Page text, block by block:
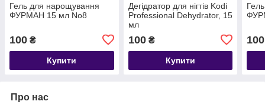
Гель для нарощування
ФУРМАН 15 мл No8
100 ₴
Купити
Дегідратор для нігтів Kodi
Professional Dehydrator, 15
мл
100₴
Купити
100
Про нас